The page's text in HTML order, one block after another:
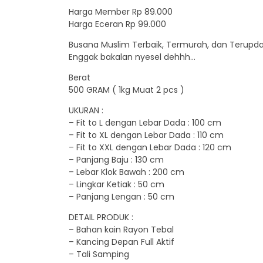
Harga Member Rp 89.000
Harga Eceran Rp 99.000
Busana Muslim Terbaik, Termurah, dan
Enggak bakalan nyesel dehhh…
Berat
500 GRAM ( 1kg Muat 2 pcs )
UKURAN :
– Fit to L dengan Lebar Dada : 100 cm
– Fit to XL dengan Lebar Dada : 110 cm
– Fit to XXL dengan Lebar Dada : 120 cm
– Panjang Baju : 130 cm
– Lebar Klok Bawah : 200 cm
– Lingkar Ketiak : 50 cm
– Panjang Lengan : 50 cm
DETAIL PRODUK :
– Bahan kain Rayon Tebal
– Kancing Depan Full Aktif
– Tali Samping